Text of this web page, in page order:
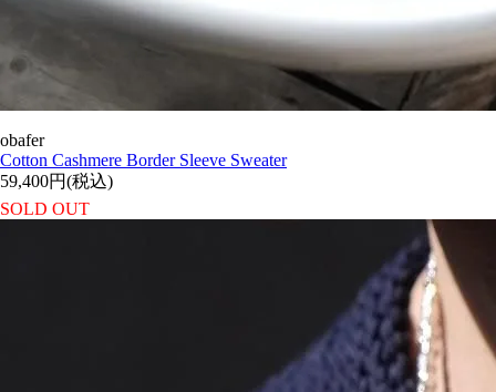
obafer
Cotton Cashmere Border Sleeve Sweater
59,400円(税込)
SOLD OUT